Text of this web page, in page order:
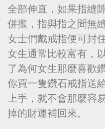
全部伸直，如果指縫
併攏，指與指之間無
女士們戴戒指便可封
女生通常比較富有，
了為何女生那麼喜歡
你買一隻鑽石戒指送
上手，就不會那麼容
掉的財運補回來。